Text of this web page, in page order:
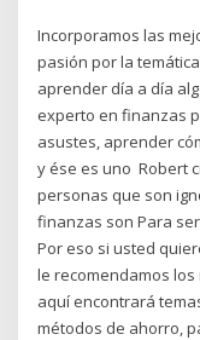
Incorporamos las
pasión por la
aprender día a día
experto en finanzas
asustes, aprender
y ése es uno Robert
personas que son
finanzas son Para
Por eso si usted
le recomendamos
aquí encontrará
métodos de ahorro,